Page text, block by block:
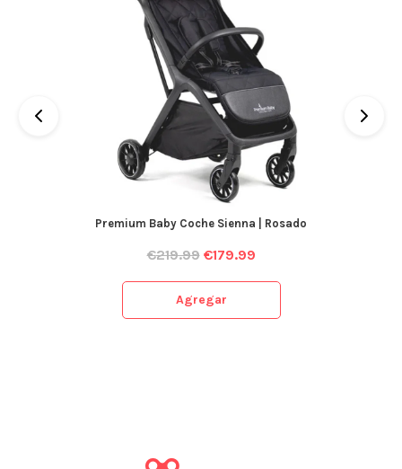
Premium Baby Coche Sienna | Rosado
€219.99 €179.99
Agregar